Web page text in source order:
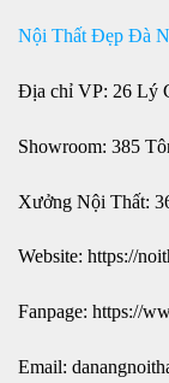
Nội Thất Đẹp Đà
Địa chỉ VP: 26 Lý
Showroom: 385
Xưởng Nội Thất:
Website: https://
Fanpage: https://
Email: